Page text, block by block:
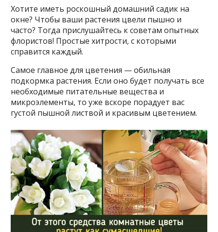
Хотите иметь роскошный домашний садик на
окне? Чтобы ваши растения цвели пышно и
часто? Тогда прислушайтесь к советам опытных
флористов! Простые хитрости, с которыми
справится каждый.
Самое главное для цветения — обильная
подкормка растения. Если оно будет получать все
необходимые питательные вещества и
микроэлементы, то уже вскоре порадует вас
густой пышной листвой и красивым цветением.